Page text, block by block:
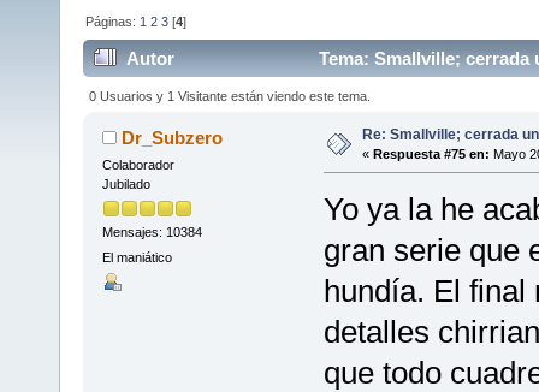
Páginas: 1 2 3 [4]
Autor Tema: Smallville; cerrada
0 Usuarios y 1 Visitante están viendo este tema.
Dr_Subzero
Colaborador
Jubilado
Mensajes: 10384
El maniático
Re: Smallville; cerrada
« Respuesta #75 en: Mayo
Yo ya la he
gran serie que
hundía. El final
detalles
que todo